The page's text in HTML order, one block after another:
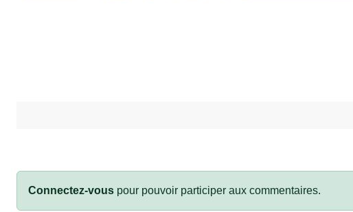
Connectez-vous pour pouvoir participer aux commentaires.